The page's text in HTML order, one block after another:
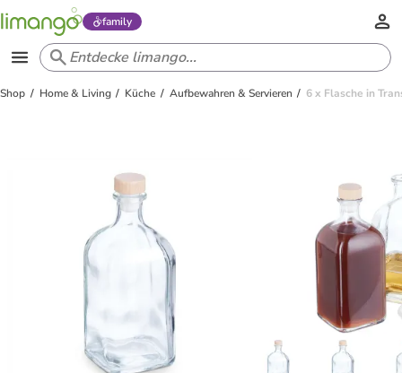
family
Shop Home & Living Küche Aufbewahren & Servieren 6 x Flasche in